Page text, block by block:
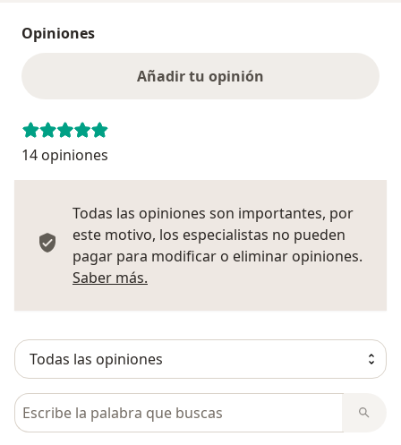
Opiniones
Añadir tu opinión
14 opiniones
Todas las opiniones son importantes, por
este motivo, los especialistas no pueden
pagar para modificar o eliminar opiniones.
Saber más.
Busca en opiniones